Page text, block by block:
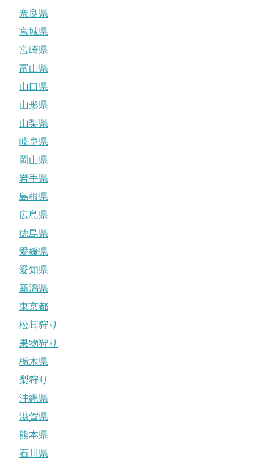
奈良県
宮城県
宮崎県
富山県
山口県
山形県
山梨県
岐阜県
岡山県
岩手県
島根県
広島県
徳島県
愛媛県
愛知県
新潟県
東京都
松茸狩り
果物狩り
栃木県
梨狩り
沖縄県
滋賀県
熊本県
石川県